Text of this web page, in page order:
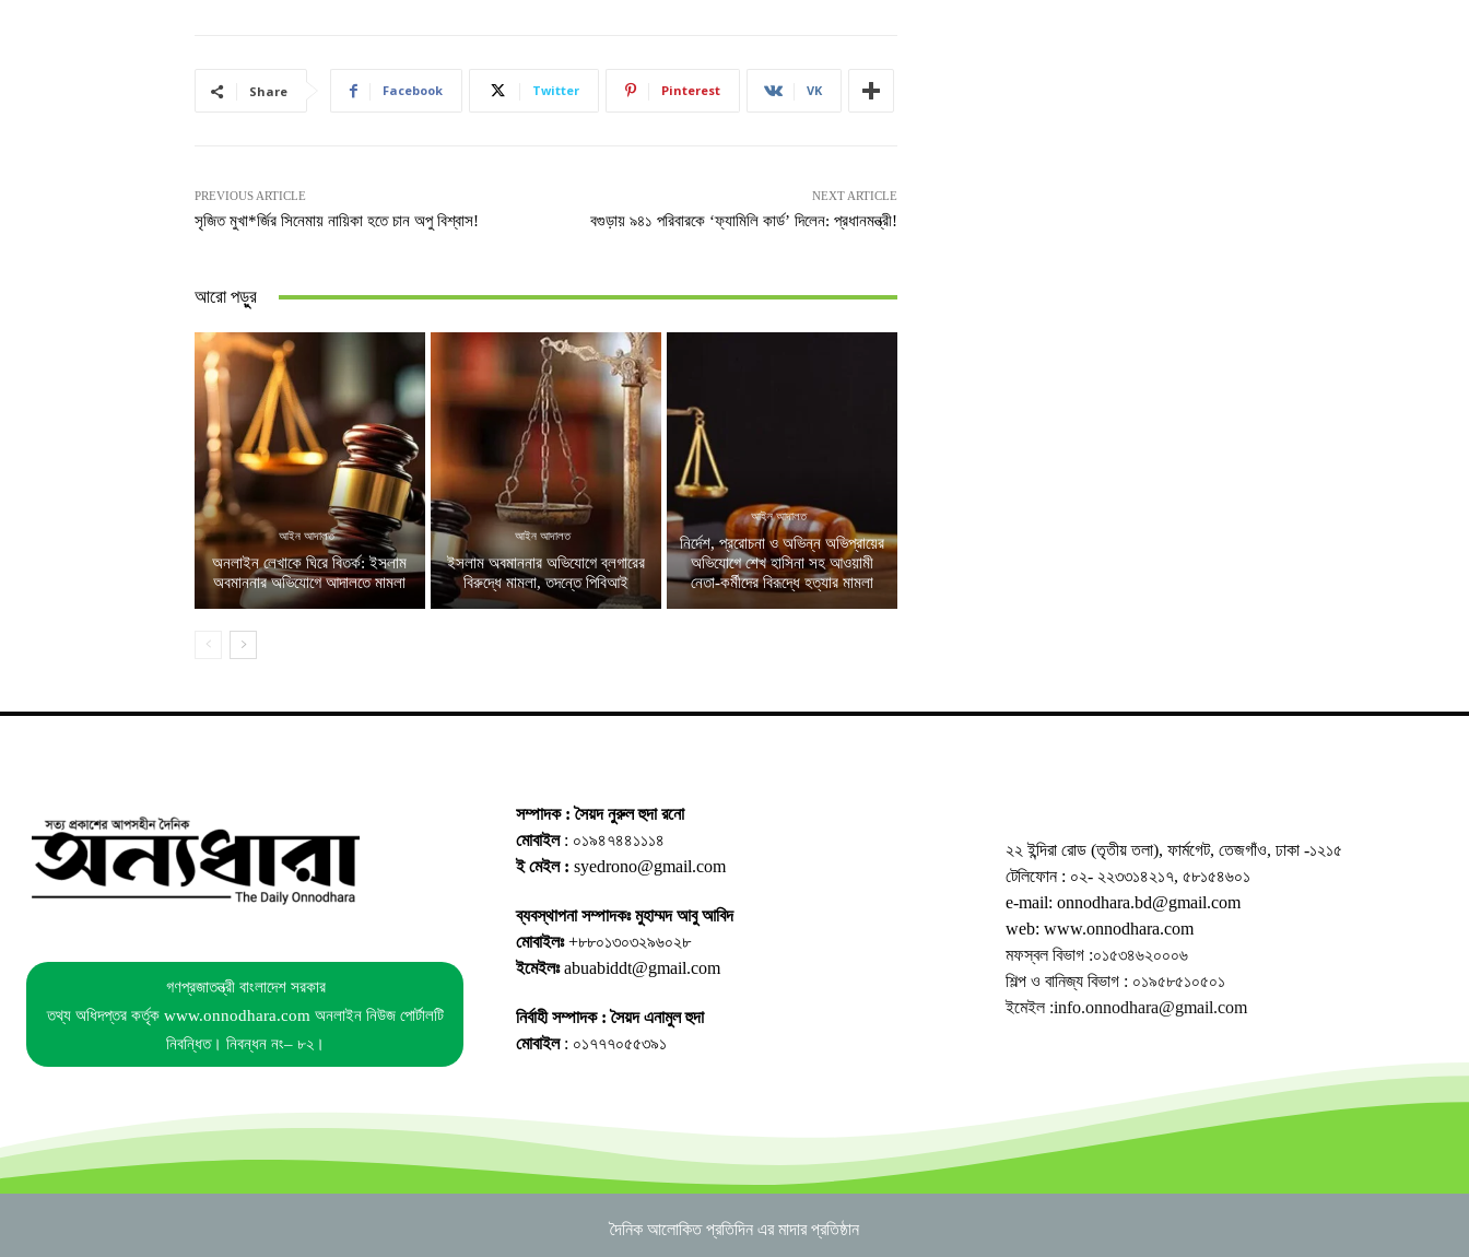
Share Facebook Twitter Pinterest VK
PREVIOUS ARTICLE
সৃজিত মুখা*র্জির সিনেমায় নায়িকা হতে চান অপু বিশ্বাস!
NEXT ARTICLE
বগুড়ায় ৯৪১ পরিবারকে ‘ফ্যামিলি কার্ড’ দিলেন: প্রধানমন্ত্রী!
আরো পড়ুুর
আইন আদালত
অনলাইন লেখাকে ঘিরে বিতর্ক: ইসলাম
অবমাননার অভিযোগে আদালতে মামলা
আইন আদালত
ইসলাম অবমাননার অভিযোগে ব্লগারের
বিরুদ্ধে মামলা, তদন্তে পিবিআই
আইন আদালত
নির্দেশ, প্ররোচনা ও অভিন্ন অভিপ্রায়ের
অভিযোগে শেখ হাসিনা সহ আওয়ামী
নেতা-কর্মীদের বিরূদ্ধে হত্যার মামলা
গণপ্রজাতন্ত্রী বাংলাদেশ সরকার
তথ্য অধিদপ্তর কর্তৃক www.onnodhara.com অনলাইন নিউজ পোর্টালটি
নিবন্ধিত। নিবন্ধন নং– ৮২।
সম্পাদক : সৈয়দ নুরুল হুদা রনো
মোবাইল: ০১৯৪৭৪৪১১১৪
ই মেইল : syedrono@gmail.com
ব্যবস্থাপনা সম্পাদকঃ মুহাম্মদ আবু আবিদ
মোবাইলঃ+৮৮০১৩০৩২৯৬০২৮
ইমেইলঃabuabiddt@gmail.com
নির্বাহী সম্পাদক : সৈয়দ এনামুল হুদা
মোবাইল: ০১৭৭৭০৫৫৩৯১
২২ ইন্দিরা রোড (তৃতীয় তলা), ফার্মগেট, তেজগাঁও, ঢাকা -১২১৫
টেলিফোন : ০২- ২২৩৩১৪২১৭, ৫৮১৫৪৬০১
e-mail: onnodhara.bd@gmail.com
web: www.onnodhara.com
মফস্বল বিভাগ :০১৫৩৪৬২০০০৬
শিল্প ও বানিজ্য বিভাগ : ০১৯৫৮৫১০৫০১
ইমেইল :info.onnodhara@gmail.com
দৈনিক আলোকিত প্রতিদিন এর মাদার প্রতিষ্ঠান